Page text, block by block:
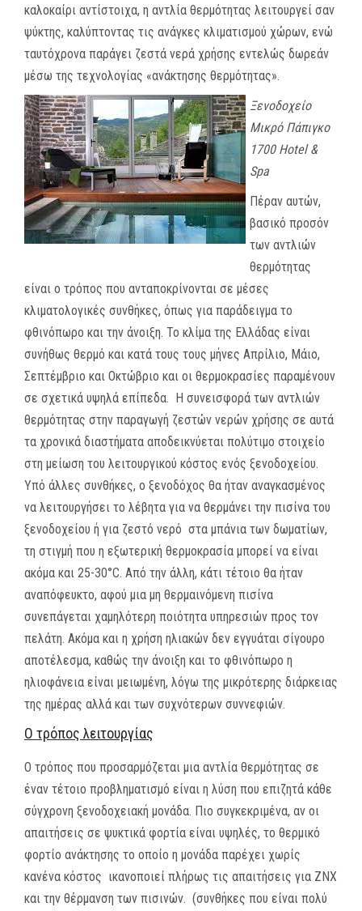
καλοκαίρι αντίστοιχα, η αντλία θερμότητας λειτουργεί σαν
ψύκτης, καλύπτοντας τις ανάγκες κλιματισμού χώρων, ενώ
ταυτόχρονα παράγει ζεστά νερά χρήσης εντελώς δωρεάν
μέσω της τεχνολογίας «ανάκτησης θερμότητας».
Ξενοδοχείο
Μικρό Πάπιγκο
1700 Hotel &
Spa
Πέραν αυτών,
βασικό προσόν
των αντλιών
θερμότητας
είναι ο τρόπος που ανταποκρίνονται σε μέσες
κλιματολογικές συνθήκες, όπως για παράδειγμα το
φθινόπωρο και την άνοιξη. Το κλίμα της Ελλάδας είναι
συνήθως θερμό και κατά τους τους μήνες Απρίλιο, Μάιο,
Σεπτέμβριο και Οκτώβριο και οι θερμοκρασίες παραμένουν
σε σχετικά υψηλά επίπεδα. Η συνεισφορά των αντλιών
θερμότητας στην παραγωγή ζεστών νερών χρήσης σε αυτά
τα χρονικά διαστήματα αποδεικνύεται πολύτιμο στοιχείο
στη μείωση του λειτουργικού κόστος ενός ξενοδοχείου.
Υπό άλλες συνθήκες, ο ξενοδόχος θα ήταν αναγκασμένος
να λειτουργήσει το λέβητα για να θερμάνει την πισίνα του
ξενοδοχείου ή για ζεστό νερό στα μπάνια των δωματίων,
τη στιγμή που η εξωτερική θερμοκρασία μπορεί να είναι
ακόμα και 25-30°C. Από την άλλη, κάτι τέτοιο θα ήταν
αναπόφευκτο, αφού μια μη θερμαινόμενη πισίνα
συνεπάγεται χαμηλότερη ποιότητα υπηρεσιών προς τον
πελάτη. Ακόμα και η χρήση ηλιακών δεν εγγυάται σίγουρο
αποτέλεσμα, καθώς την άνοιξη και το φθινόπωρο η
ηλιοφάνεια είναι μειωμένη, λόγω της μικρότερης διάρκειας
της ημέρας αλλά και των συχνότερων συννεφιών.
Ο τρόπος λειτουργίας
Ο τρόπος που προσαρμόζεται μια αντλία θερμότητας σε
έναν τέτοιο προβληματισμό είναι η λύση που επιζητά κάθε
σύγχρονη ξενοδοχειακή μονάδα. Πιο συγκεκριμένα, αν οι
απαιτήσεις σε ψυκτικά φορτία είναι υψηλές, το θερμικό
φορτίο ανάκτησης το οποίο η μονάδα παρέχει χωρίς
κανένα κόστος ικανοποιεί πλήρως τις απαιτήσεις για ΖΝΧ
και την θέρμανση των πισινών. (συνθήκες που είναι πολύ